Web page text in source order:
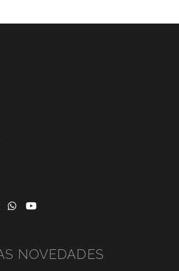
NOVEDADES